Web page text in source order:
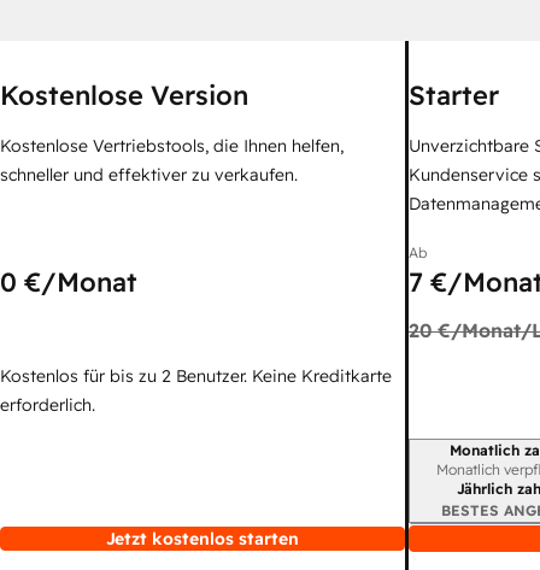
Kostenlose Version
Kostenlose Vertriebstools, die Ihnen helfen,
schneller und effektiver zu verkaufen.
0 €/Monat
Kostenlos für bis zu 2 Benutzer. Keine Kreditkarte
erforderlich.
Jetzt kostenlos starten
Starter
Unverzichtbare
Kundenservice
Ab
7 €/
20 €/Monat/
Monatlich
Monatlich
Jährlich
BESTES